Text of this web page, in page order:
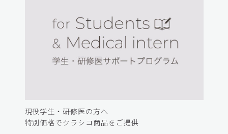
現役学生・研修医の方へ
特別価格でクラシコ商品をご提供